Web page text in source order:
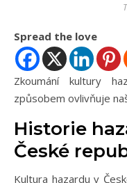
Spread the love
Zkoumání kultury hazardu v České republice Jakým
způsobem ovlivňuje
Historie
České
Kultura hazardu v